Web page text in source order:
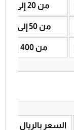
من 20 إلى 40 للنقطة
من 50 إلى 100 للنقطة
من 400 إلى 750 ريال
السعر بالريال